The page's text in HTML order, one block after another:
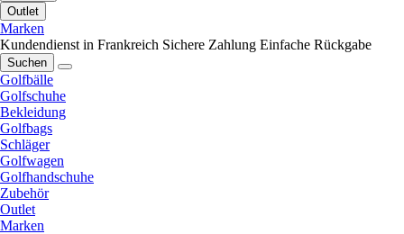
Outlet
Marken
Kundendienst in Frankreich Sichere Zahlung Einfache Rückgabe
Suchen
Golfbälle
Golfschuhe
Bekleidung
Golfbags
Schläger
Golfwagen
Golfhandschuhe
Zubehör
Outlet
Marken